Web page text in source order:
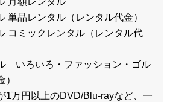
単品レンタル（レンタル代金）
コミックレンタル（レンタル代
いろいろ・ファッション・ゴル
1万円以上のDVD/Blu-rayなど、一